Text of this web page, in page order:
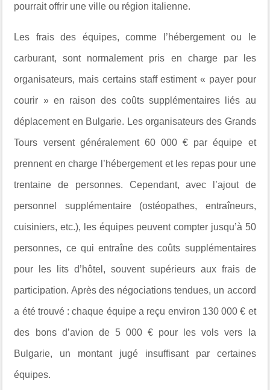
pourrait offrir une ville ou région italienne.
Les frais des équipes, comme l’hébergement ou le
carburant, sont normalement pris en charge par les
organisateurs, mais certains staff estiment « payer pour
courir » en raison des coûts supplémentaires liés au
déplacement en Bulgarie. Les organisateurs des Grands
Tours versent généralement 60 000 € par équipe et
prennent en charge l’hébergement et les repas pour une
trentaine de personnes. Cependant, avec l’ajout de
personnel supplémentaire (ostéopathes, entraîneurs,
cuisiniers, etc.), les équipes peuvent compter jusqu’à 50
personnes, ce qui entraîne des coûts supplémentaires
pour les lits d’hôtel, souvent supérieurs aux frais de
participation. Après des négociations tendues, un accord
a été trouvé : chaque équipe a reçu environ 130 000 € et
des bons d’avion de 5 000 € pour les vols vers la
Bulgarie, un montant jugé insuffisant par certaines
équipes.